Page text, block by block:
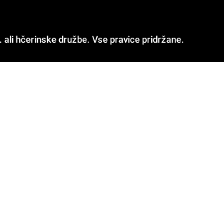
ali hčerinske družbe. Vse pravice pridržane.